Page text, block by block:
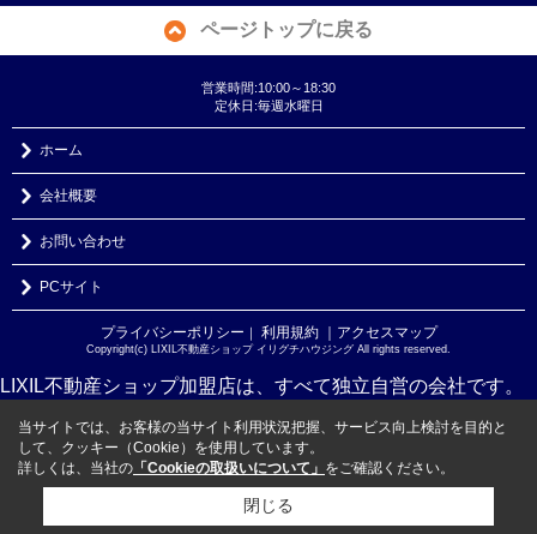
ページトップに戻る
営業時間:10:00～18:30
定休日:毎週水曜日
ホーム
会社概要
お問い合わせ
PCサイト
プライバシーポリシー ｜ 利用規約 ｜アクセスマップ
Copyright(c) LIXIL不動産ショップ イリグチハウジング All rights reserved.
LIXIL不動産ショップ加盟店は、すべて独立自営の会社です。
当サイトでは、お客様の当サイト利用状況把握、サービス向上検討を目的と
して、クッキー（Cookie）を使用しています。
詳しくは、当社の 「Cookieの取扱いについて」 をご確認ください。
閉じる